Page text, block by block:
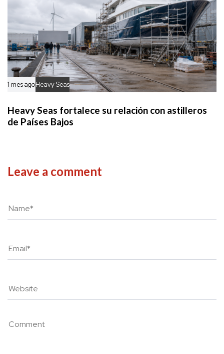
1 mes agoHeavy Seas
Heavy Seas fortalece su relación con astilleros
de Países Bajos
Leave a comment